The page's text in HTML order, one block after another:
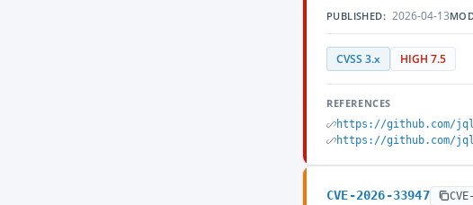
PUBLISHED: 2026-04-13
CVSS 3.x HIGH 7.5
REFERENCES
https://github.com/
https://github.com/
CVE-2026-33947